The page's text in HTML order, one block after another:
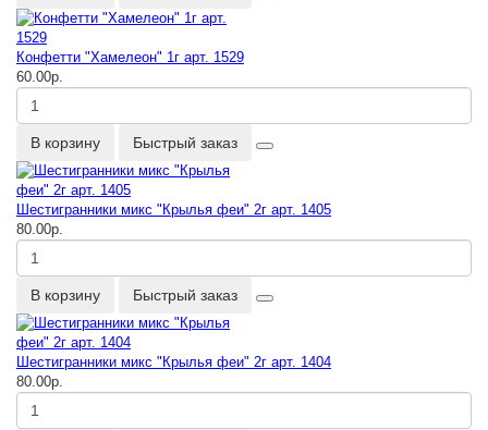
Конфетти "Хамелеон" 1г арт. 1529
60.00р.
В корзину Быстрый заказ
Шестигранники микс "Крылья феи" 2г арт. 1405
80.00р.
В корзину Быстрый заказ
Шестигранники микс "Крылья феи" 2г арт. 1404
80.00р.